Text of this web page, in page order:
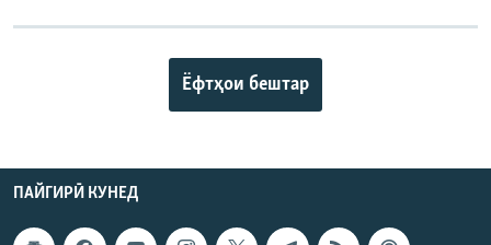
Ёфтҳои бештар
ПАЙГИРӢ КУНЕД